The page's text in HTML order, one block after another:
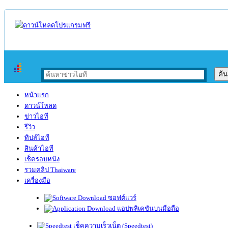
หน้าแรก
ดาวน์โหลด
ข่าวไอที
รีวิว
ทิปส์ไอที
สินค้าไอที
เช็ครอบหนัง
รวมคลิป Thaiware
เครื่องมือ
ซอฟต์แวร์
แอปพลิเคชันบนมือถือ
เช็คความเร็วเน็ต (Speedtest)